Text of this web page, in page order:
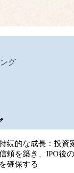
グ
続的な成長：投資
頼を築き、IPO後
を確保する